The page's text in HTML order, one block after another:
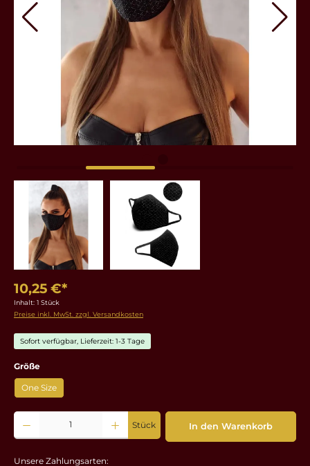
10,25 €*
Inhalt: 1 Stück
Preise inkl. MwSt. zzgl. Versandkosten
Sofort verfügbar, Lieferzeit: 1-3 Tage
Größeauswählen
One Size
Produkt Anzahl: Gib den gewünschten Wert ein oder benutze die Schaltflächen um
Stück In den Warenkorb
Unsere Zahlungsarten: